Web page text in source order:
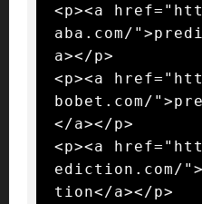
<p><a
aba.com/
a></p>
<p><a
bobet.com/
</a></p>
<p><a
ediction.com/
tion</a></p>